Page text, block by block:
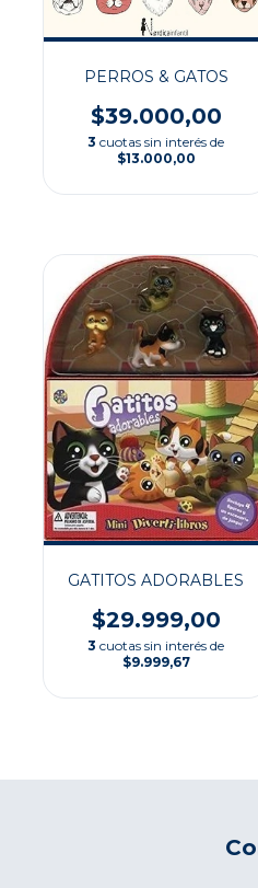
PERROS & GATOS
$39.000,00
3 cuotas sin interés de
$13.000,00
GATITOS ADORABLES
$29.999,00
3 cuotas sin interés de
$9.999,67